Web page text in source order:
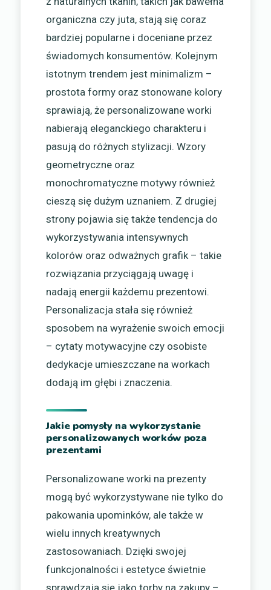
organiczna czy juta, stają się coraz
bardziej popularne i doceniane przez
świadomych konsumentów. Kolejnym
istotnym trendem jest minimalizm –
prostota formy oraz stonowane kolory
sprawiają, że personalizowane worki
nabierają eleganckiego charakteru i
pasują do różnych stylizacji. Wzory
geometryczne oraz
monochromatyczne motywy również
cieszą się dużym uznaniem. Z drugiej
strony pojawia się także tendencja do
wykorzystywania intensywnych
kolorów oraz odważnych grafik – takie
rozwiązania przyciągają uwagę i
nadają energii każdemu prezentowi.
Personalizacja stała się również
sposobem na wyrażenie swoich emocji
– cytaty motywacyjne czy osobiste
dedykacje umieszczane na workach
dodają im głębi i znaczenia.
Jakie pomysły na wykorzystanie
personalizowanych worków poza
prezentami
Personalizowane worki na prezenty
mogą być wykorzystywane nie tylko do
pakowania upominków, ale także w
wielu innych kreatywnych
zastosowaniach. Dzięki swojej
funkcjonalności i estetyce świetnie